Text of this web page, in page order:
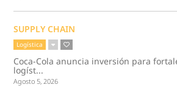
SUPPLY CHAIN
Logística
Coca-Cola anuncia inversión para
logíst...
Agosto 5, 2026